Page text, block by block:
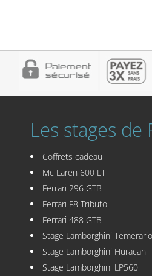
Les stages de
Coffrets cadeau
Mc Laren 600 LT
Ferrari 296 GTB
Ferrari F8 Tributo
Ferrari 488 GTB
Stage Lamborghini Temerario
Stage Lamborghini Huracan
Stage Lamborghini LP560